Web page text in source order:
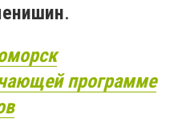
.
программе